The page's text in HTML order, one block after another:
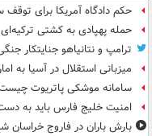
حکم دادگاه آمریکا برای
حمله پهپادی به کشتی
ترامپ و نتانیاهو جنایتکار
میزبانی استقلال در آسیا به
سامانه موشکی پاتریوت چیست
امنیت خلیج فارس باید به
بارش باران در فاروج خراسان